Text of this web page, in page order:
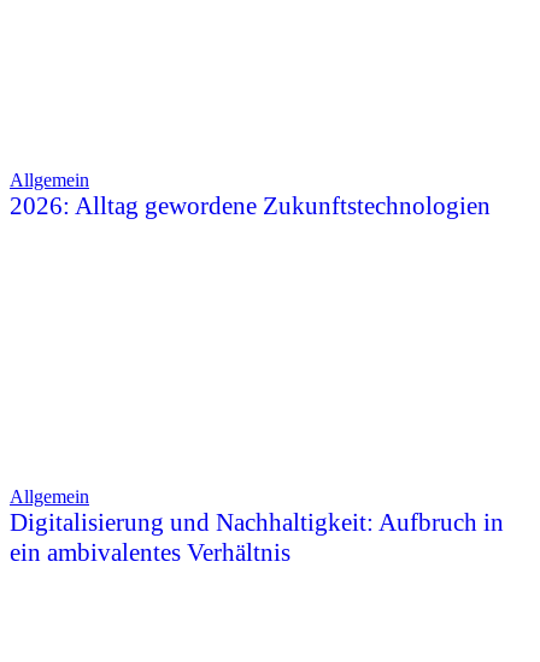
Allgemein
2026: Alltag gewordene Zukunftstechnologien
Allgemein
Digitalisierung und Nachhaltigkeit: Aufbruch in
ein ambivalentes Verhältnis